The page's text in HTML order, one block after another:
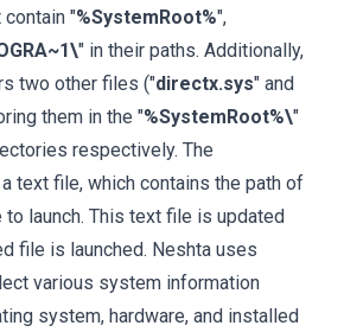
"%SystemRoot%",
" in their paths. Additionally,
two other files ("directx.sys" and
them in the "%SystemRoot%\"
respectively. The
text file, which contains the path of
launch. This text file is updated
file is launched. Neshta uses
various system information
system, hardware, and installed